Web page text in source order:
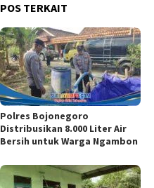
POS TERKAIT
Polres Bojonegoro
Distribusikan 8.000 Liter Air
Bersih untuk Warga Ngambon